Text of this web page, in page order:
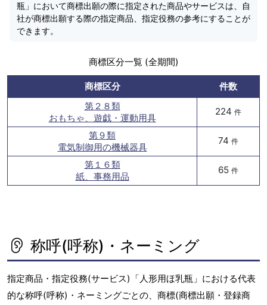
瓶」において商標出願の際に指定された商品やサービスは、自
社が商標出願する際の指定商品、指定役務の参考にすることが
できます。
商標区分一覧 (全期間)
商標区分
件数
第２８類
おもちゃ、遊戯・運動用具
224 件
第９類
電気制御用の機械器具
74 件
第１６類
紙、事務用品
65 件
称呼(呼称)・ネーミング
指定商品・指定役務(サービス)「人形用ほ乳瓶」における代表
的な称呼(呼称)・ネーミングごとの、商標(商標出願・登録商